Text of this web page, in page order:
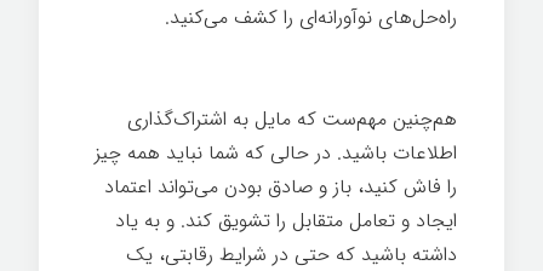
راه‌حل‌های نوآورانه‌ای را کشف می‌کنید.
هم‌چنین مهم‌ست که مایل به اشتراک‌گذاری
اطلاعات باشید. در حالی که شما نباید همه چیز
را فاش کنید، باز و صادق بودن می‌تواند اعتماد
ایجاد و تعامل متقابل را تشویق کند. و به یاد
داشته باشید که حتی در شرایط رقابتی، یک